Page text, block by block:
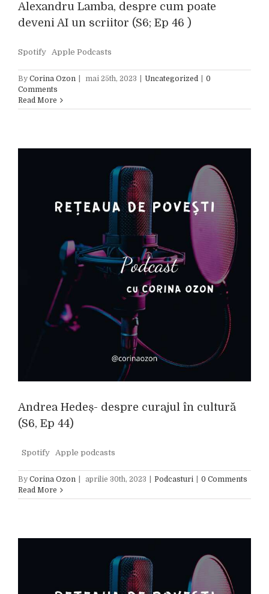
Alexandru Lamba, despre cum poate
deveni AI un scriitor (S6; Ep 46 )
Spotify Apple Podcasts
By Corina Ozon mai 25th, 2023 Uncategorized
0
Comments
Read More
Andrea Hedeș- despre curajul în cultură
(S6, Ep 44)
Spotify Apple podcasts
By Corina Ozon aprilie 30th, 2023 Podcasturi
0 Comments
Read More